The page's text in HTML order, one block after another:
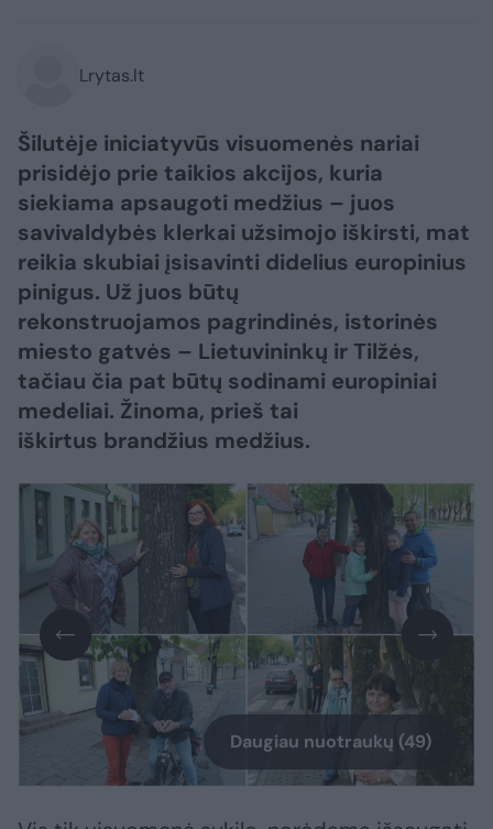
Lrytas.lt
Šilutėje iniciatyvūs visuomenės nariai
prisidėjo prie taikios akcijos, kuria
siekiama apsaugoti medžius – juos
savivaldybės klerkai užsimojo iškirsti, mat
reikia skubiai įsisavinti didelius europinius
pinigus. Už juos būtų
rekonstruojamos pagrindinės, istorinės
miesto gatvės – Lietuvininkų ir Tilžės,
tačiau čia pat būtų sodinami europiniai
medeliai. Žinoma, prieš tai
iškirtus brandžius medžius.
Daugiau nuotraukų (49)